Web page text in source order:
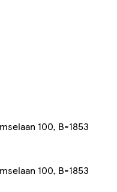
100, B-1853
100, B-1853